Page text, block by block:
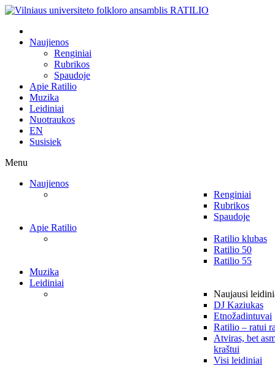
Naujienos
Renginiai
Rubrikos
Spaudoje
Apie Ratilio
Muzika
Leidiniai
Nuotraukos
EN
Susisiek
Menu
Naujienos
Renginiai
Rubrikos
Spaudoje
Apie Ratilio
Ratilio klubas
Ratilio 50
Ratilio 55
Muzika
Leidiniai
Naujausi
DJ Kaziukas
Etnožadintuvai
Ratilio – ratui
Atviras, bet
kraštui
Visi leidiniai